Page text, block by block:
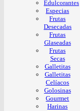
Edulcorantes
Especias
Frutas
Desecadas
Frutas
Glaseadas
Frutas
Secas
Galletitas
Galletitas
Celíacos
Golosinas
Gourmet
Harinas